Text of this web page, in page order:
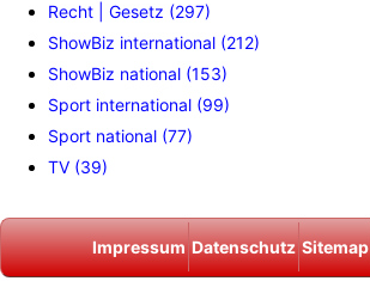
Recht | Gesetz (297)
ShowBiz international (212)
ShowBiz national (153)
Sport international (99)
Sport national (77)
TV (39)
Impressum Datenschutz Sitemap